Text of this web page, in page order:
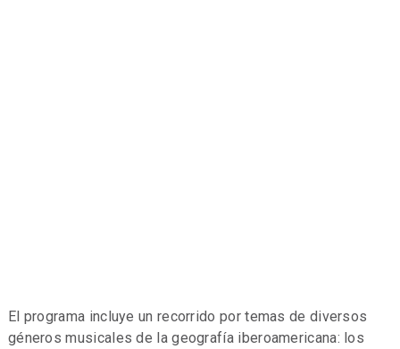
El programa incluye un recorrido por temas de diversos
géneros musicales de la geografía iberoamericana: los